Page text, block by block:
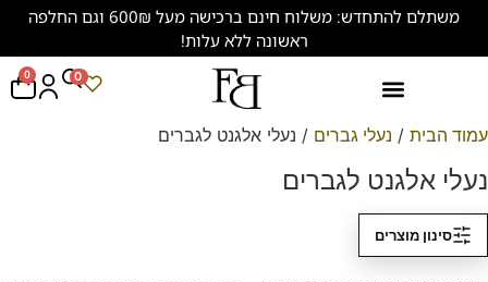
משתלם להתחדש: משלוח חינם ברכישה מעל 600₪ וגם החלפה
ראשונה ללא עלות!
0 0
עמוד הבית / נעלי גברים / נעלי אלגנט לגברים
נעלי אלגנט לגברים
סינון מוצרים